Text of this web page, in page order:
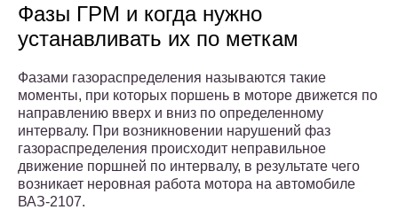
Фазы ГРМ и когда нужно
устанавливать их по меткам
Фазами газораспределения называются такие
моменты, при которых поршень в моторе движется по
направлению вверх и вниз по определенному
интервалу. При возникновении нарушений фаз
газораспределения происходит неправильное
движение поршней по интервалу, в результате чего
возникает неровная работа мотора на автомобиле
ВАЗ-2107.